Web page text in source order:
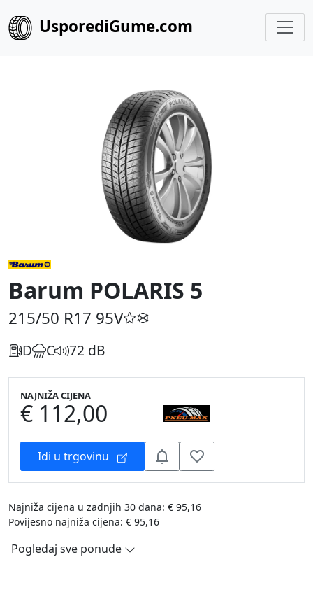
UsporediGume.com
Barum POLARIS 5
215/50 R17 95V
D C 72 dB
NAJNIŽA CIJENA
€ 112,00
Idi u trgovinu
Najniža cijena u zadnjih 30 dana: € 95,16
Povijesno najniža cijena: € 95,16
Pogledaj sve ponude